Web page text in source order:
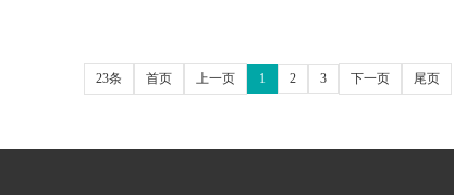
23条 首页 上一页 1 2 3 下一页 尾页